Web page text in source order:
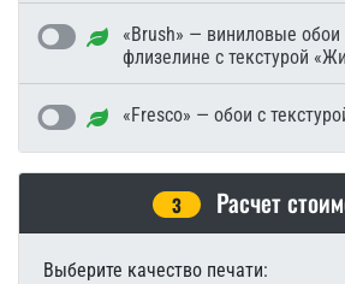
«Brush» — виниловые обои
флизелине с текстурой
«Fresco» — обои с
3 Расчет
Выберите качество печати: